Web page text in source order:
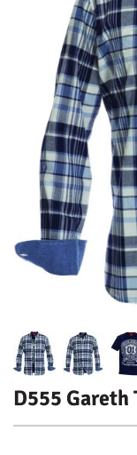
D555 Gareth